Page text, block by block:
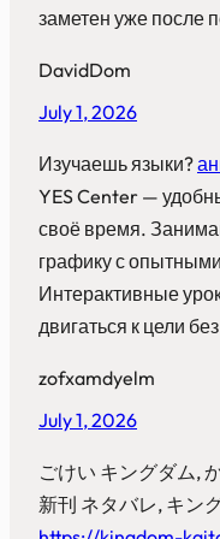
заметен уже после
DavidDom
July 1, 2026
Изучаешь языки?
YES Center —
своё время.
графику с
Интерактивные
двигаться к цели
zofxamdyelm
July 1, 2026
ごけい キングダム,
新刊 ネタバレ, キン